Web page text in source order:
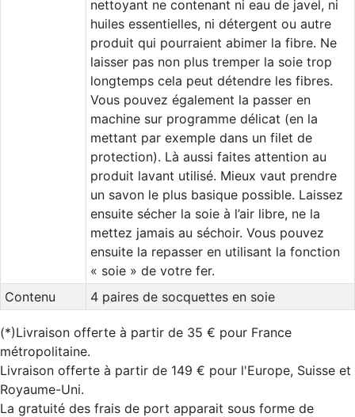
nettoyant ne contenant ni eau de javel, ni
huiles essentielles, ni détergent ou autre
produit qui pourraient abimer la fibre. Ne
laisser pas non plus tremper la soie trop
longtemps cela peut détendre les fibres.
Vous pouvez également la passer en
machine sur programme délicat (en la
mettant par exemple dans un filet de
protection). Là aussi faites attention au
produit lavant utilisé. Mieux vaut prendre
un savon le plus basique possible. Laissez
ensuite sécher la soie à l’air libre, ne la
mettez jamais au séchoir. Vous pouvez
ensuite la repasser en utilisant la fonction
« soie » de votre fer.
Contenu
4 paires de socquettes en soie
(*)Livraison offerte à partir de 35 € pour France
métropolitaine.
Livraison offerte à partir de 149 € pour l'Europe, Suisse et
Royaume-Uni.
La gratuité des frais de port apparait sous forme de